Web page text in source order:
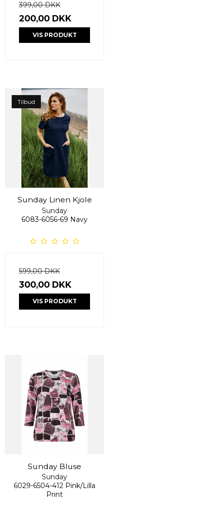
399,00 DKK
200,00 DKK
VIS PRODUKT
Tilbud
Sunday Linen Kjole
Sunday
6083-6056-69 Navy
599,00 DKK
300,00 DKK
VIS PRODUKT
Sunday Bluse
Sunday
6029-6504-412 Pink/Lilla
Print